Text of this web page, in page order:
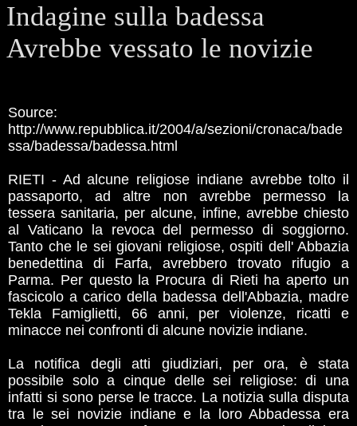
Indagine sulla badessa
Avrebbe vessato le novizie
Source:
http://www.repubblica.it/2004/a/sezioni/cronaca/bade
ssa/badessa/badessa.html
RIETI - Ad alcune religiose indiane avrebbe tolto il
passaporto, ad altre non avrebbe permesso la
tessera sanitaria, per alcune, infine, avrebbe chiesto
al Vaticano la revoca del permesso di soggiorno.
Tanto che le sei giovani religiose, ospiti dell' Abbazia
benedettina di Farfa, avrebbero trovato rifugio a
Parma. Per questo la Procura di Rieti ha aperto un
fascicolo a carico della badessa dell'Abbazia, madre
Tekla Famiglietti, 66 anni, per violenze, ricatti e
minacce nei confronti di alcune novizie indiane.
La notifica degli atti giudiziari, per ora, è stata
possibile solo a cinque delle sei religiose: di una
infatti si sono perse le tracce. La notizia sulla disputa
tra le sei novizie indiane e la loro Abbadessa era